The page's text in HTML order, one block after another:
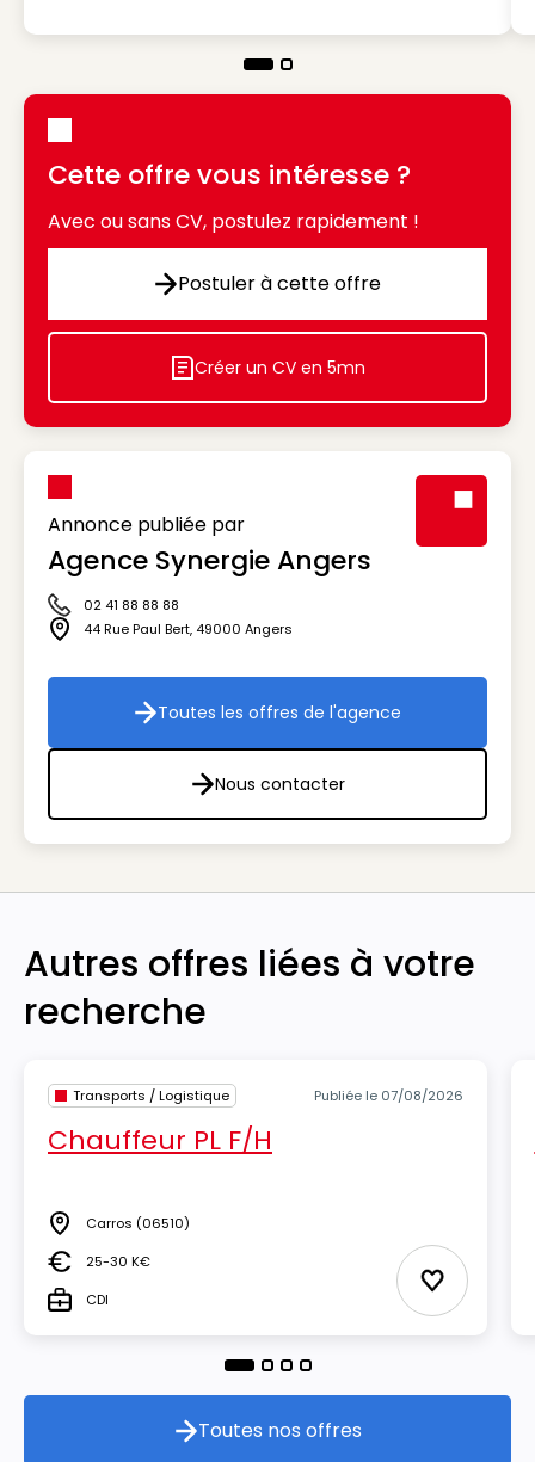
Cette offre vous intéresse ?
Avec ou sans CV, postulez rapidement !
Postuler à cette offre
Postuler à cette offre
Icon decorative
Créer un CV en 5mn
Annonce publiée par
Agence Synergie Angers
Icône téléphone
02 41 88 88 88
Icône adresse
44 Rue Paul Bert, 49000 Angers
Toutes les offres de l'agence
Toutes les offres de l'agence
Nous contacter
Nous contacter
Autres offres liées à votre
recherche
Transports / Logistique Publiée le 07/08/2026
Chauffeur PL F/H
Lieu Carros (06510)
Salaire25-30 K€
TypeCDI Ajouter
Toutes nos offres
Toutes nos offres